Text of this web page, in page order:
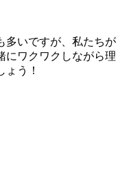
多いですが、私たちが
にワクワクしながら理
う！